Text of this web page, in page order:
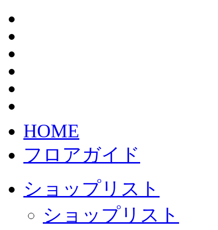
HOME
フロアガイド
ショップリスト
ショップリスト